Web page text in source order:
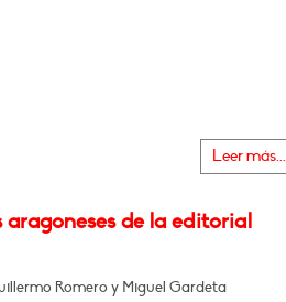
Leer más...
aragoneses de la editorial
Romero y Miguel Gardeta